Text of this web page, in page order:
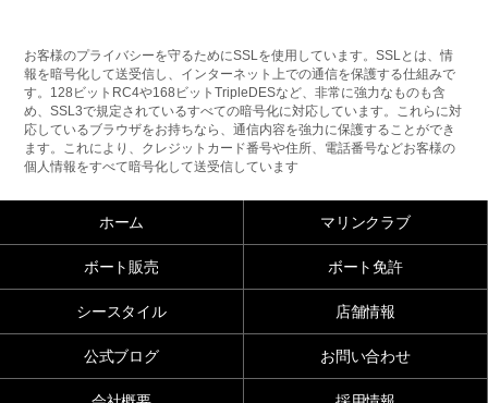
お客様のプライバシーを守るためにSSLを使用しています。SSLとは、情
報を暗号化して送受信し、インターネット上での通信を保護する仕組みで
す。128ビットRC4や168ビットTripleDESなど、非常に強力なものも含
め、SSL3で規定されているすべての暗号化に対応しています。これらに対
応しているブラウザをお持ちなら、通信内容を強力に保護することができ
ます。これにより、クレジットカード番号や住所、電話番号などお客様の
個人情報をすべて暗号化して送受信しています
ホーム マリンクラブ
ボート販売 ボート免許
シースタイル 店舗情報
公式ブログ お問い合わせ